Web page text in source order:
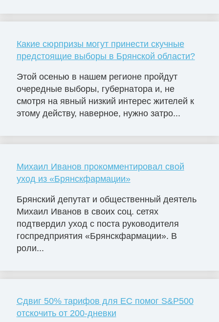
Какие сюрпризы могут принести скучные
предстоящие выборы в Брянской области?
Этой осенью в нашем регионе пройдут
очередные выборы, губернатора и, не
смотря на явный низкий интерес жителей к
этому действу, наверное, нужно затро...
Михаил Иванов прокомментировал свой
уход из «Брянскфармации»
Брянский депутат и общественный деятель
Михаил Иванов в своих соц. сетях
подтвердил уход с поста руководителя
госпредприятия «Брянскфармации». В
роли...
Сдвиг 50% тарифов для ЕС помог S&P500
отскочить от 200-дневки